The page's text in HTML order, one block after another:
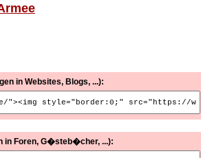
in Websites, Blogs, ...):
in Foren, G�steb�cher, ...):